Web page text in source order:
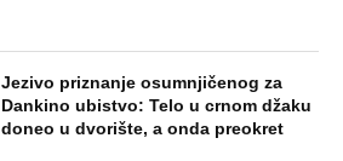
Jezivo priznanje osumnjičenog za
Dankino ubistvo: Telo u crnom džaku
doneo u dvorište, a onda preokret